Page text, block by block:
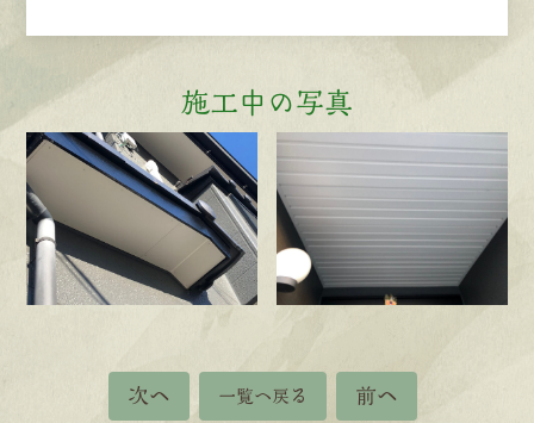
施工中の写真
次へ 一覧へ戻る 前へ